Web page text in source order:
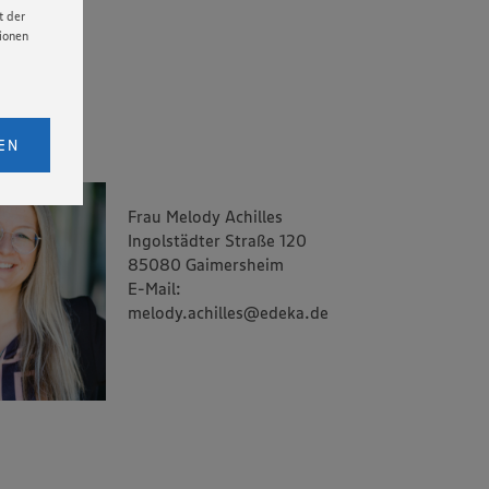
der
1
Cookie
Frau Melody Achilles
Ingolstädter Straße 120
85080 Gaimersheim
E-Mail:
melody.achilles@edeka.de